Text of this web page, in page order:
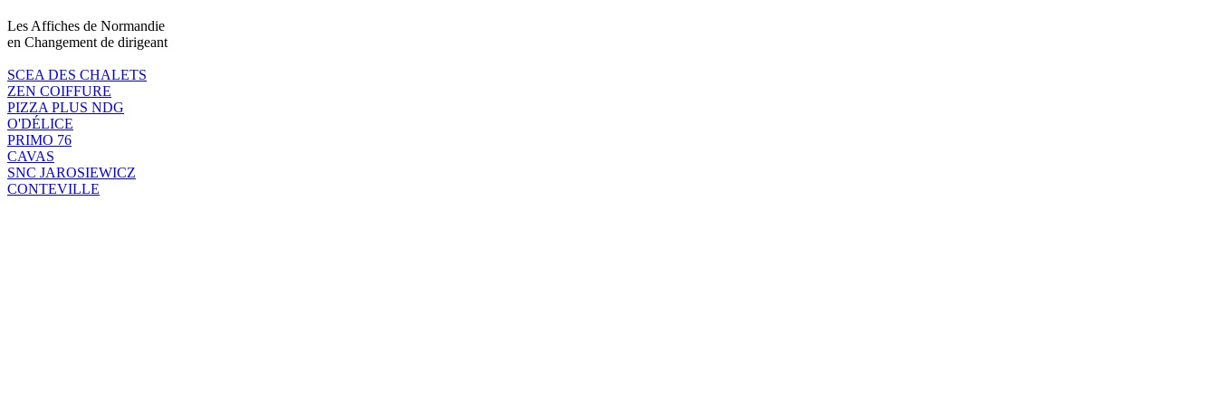
Les Affiches de Normandie
en Changement de dirigeant
SCEA DES CHALETS
ZEN COIFFURE
PIZZA PLUS NDG
O'DÉLICE
PRIMO 76
CAVAS
SNC JAROSIEWICZ
CONTEVILLE